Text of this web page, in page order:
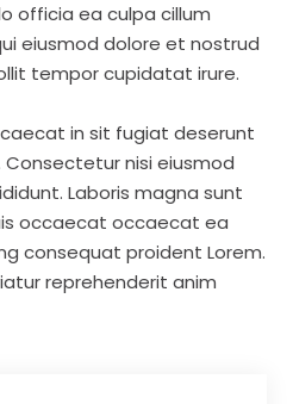
officia ea culpa cillum
eiusmod dolore et nostrud
tempor cupidatat irure.
in sit fugiat deserunt
nisi eiusmod
Laboris magna sunt
occaecat occaecat ea
consequat proident Lorem.
reprehenderit anim